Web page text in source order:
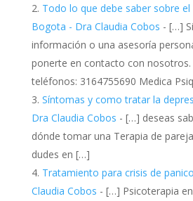
Todo lo que debe saber sobre
Bogota - Dra Claudia Cobos - […]
información o una asesoría
ponerte en contacto con
teléfonos: 3164755690 Medica
Síntomas y como tratar la
Dra Claudia Cobos - […] deseas
dónde tomar una Terapia de
dudes en […]
Tratamiento para crisis de
Claudia Cobos - […] Psicoterapia